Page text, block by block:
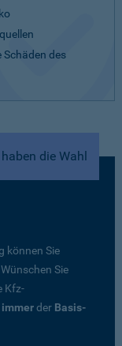
des
die Wahl
können Sie
Sie
Kfz-
immerder Basis-